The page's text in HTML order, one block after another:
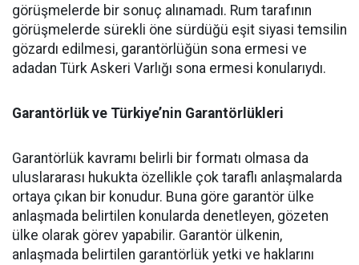
görüşmelerde bir sonuç alınamadı. Rum tarafının
görüşmelerde sürekli öne sürdüğü eşit siyasi temsilin
gözardı edilmesi, garantörlüğün sona ermesi ve
adadan Türk Askeri Varlığı sona ermesi konularıydı.
Garantörlük ve Türkiye’nin Garantörlükleri
Garantörlük kavramı belirli bir formatı olmasa da
uluslararası hukukta özellikle çok taraflı anlaşmalarda
ortaya çıkan bir konudur. Buna göre garantör ülke
anlaşmada belirtilen konularda denetleyen, gözeten
ülke olarak görev yapabilir. Garantör ülkenin,
anlaşmada belirtilen garantörlük yetki ve haklarını